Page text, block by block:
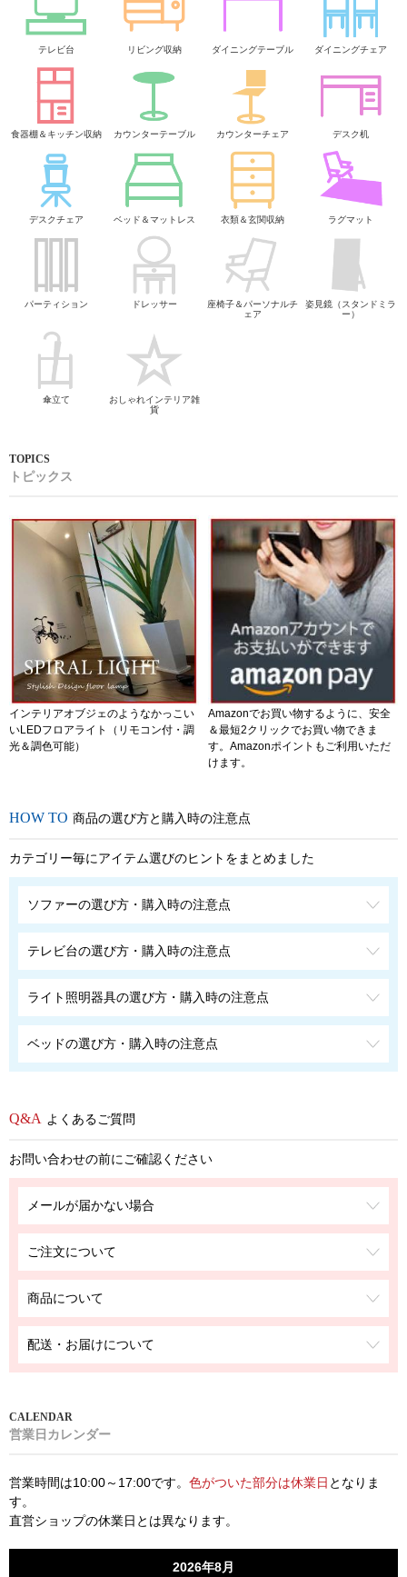
テレビ台 リビング収納 ダイニングテーブル ダイニングチェア
食器棚＆キッチン収納 カウンターテーブル カウンターチェア デスク机
デスクチェア ベッド＆マットレス 衣類＆玄関収納 ラグマット
パーティション ドレッサー
座椅子＆パーソナルチ
ェア
姿見鏡（スタンドミラ
ー）
傘立て
おしゃれインテリア雑
貨
トピックス
インテリアオブジェのようなかっこい
いLEDフロアライト（リモコン付・調
光＆調色可能）
Amazonでお買い物するように、安全
＆最短2クリックでお買い物できま
す。Amazonポイントもご利用いただ
けます。
商品の選び方と購入時の注意点
カテゴリー毎にアイテム選びのヒントをまとめました
ソファーの選び方・購入時の注意点
テレビ台の選び方・購入時の注意点
ライト照明器具の選び方・購入時の注意点
ベッドの選び方・購入時の注意点
よくあるご質問
お問い合わせの前にご確認ください
メールが届かない場合
ご注文について
商品について
配送・お届けについて
営業日カレンダー
営業時間は10:00～17:00です。 色がついた部分は休業日 となりま
す。
直営ショップの休業日とは異なります。
2026年8月